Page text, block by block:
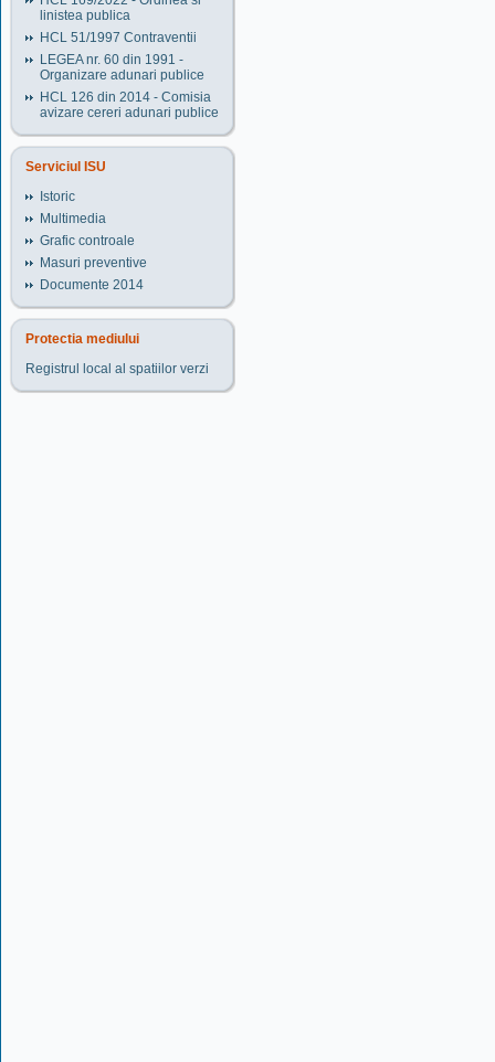
linistea publica
HCL 51/1997 Contraventii
LEGEA nr. 60 din 1991 -
Organizare adunari publice
HCL 126 din 2014 - Comisia
avizare cereri adunari publice
Serviciul ISU
Istoric
Multimedia
Grafic controale
Masuri preventive
Documente 2014
Protectia mediului
Registrul local al spatiilor verzi